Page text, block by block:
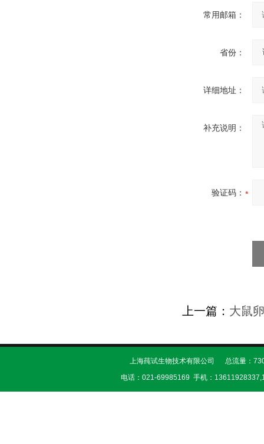
常用邮箱：
省份：
详细地址：
补充说明：
验证码：
上一篇： 大鼠
上海莼试生物技术有限公司 总流量：
电话：021-69985169 手机：